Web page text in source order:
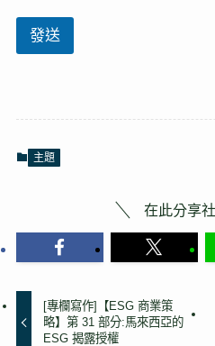
發送
主題
在此分享
[專欄寫作]【ESG 商業策
略】第 31 部分:馬來西亞的
ESG 揭露授權